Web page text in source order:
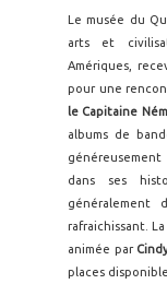
Le musée du
arts et
Amériques,
pour une
le Capitaine
albums de
dans ses
généralement
rafraichissant.
animée par
places